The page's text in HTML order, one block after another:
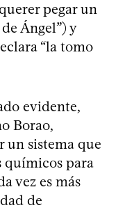
pegar un
Ángel”) y
“la tomo
evidente,
Borao,
un sistema que
químicos para
vez es más
de